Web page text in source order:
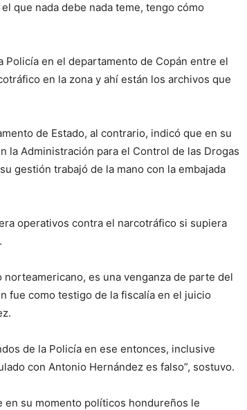
que nada debe nada teme, tengo cómo
en el departamento de Copán entre el
en la zona y ahí están los archivos que
de Estado, al contrario, indicó que en su
la Administración para el Control de las Drogas
gestión trabajó de la mano con la embajada
operativos contra el narcotráfico si supiera
es una venganza de parte del
fue como testigo de la fiscalía en el juicio
de la Policía en ese entonces, inclusive
con Antonio Hernández es falso”, sostuvo.
su momento políticos hondureños le